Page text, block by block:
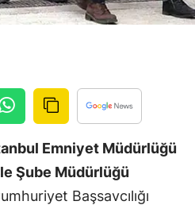
Çorum
Diyarbakır
Edirne
Elazığ
Emniyet Müdürlüğü
Şube Müdürlüğü
Başsavcılığı